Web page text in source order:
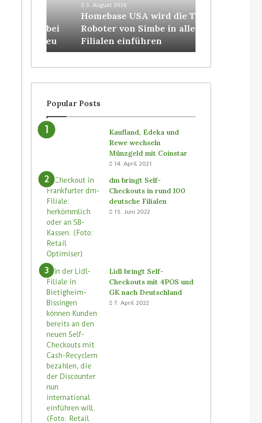
3. August 2026
Homebase USA wird die Tally-
Roboter von Simbe in allen
Filialen einführen
Popular Posts
Kaufland, Edeka und
Rewe wechseln
Münzgeld mit Coinstar
14. April 2021
dm bringt Self-
Checkouts in rund 100
deutsche Filialen
15. Juni 2022
Lidl bringt Self-
Checkouts mit 4POS und
GK nach Deutschland
7. April 2022